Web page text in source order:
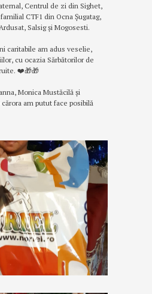
Centrul de zi din Sighet,
CTF1 din Ocna Șugatag,
Salsig și Mogosesti.
caritabile am adus veselie,
cu ocazia Sărbătorilor de
❤️🎁🎁
Monica Mustăcilă și
am putut face posibilă